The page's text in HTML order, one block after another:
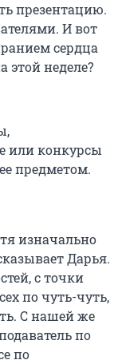
презентацию.
И вот
сердца
этой неделе?
или конкурсы
предметом.
изначально
Дарья.
с точки
по чуть-чуть,
С нашей же
по
по